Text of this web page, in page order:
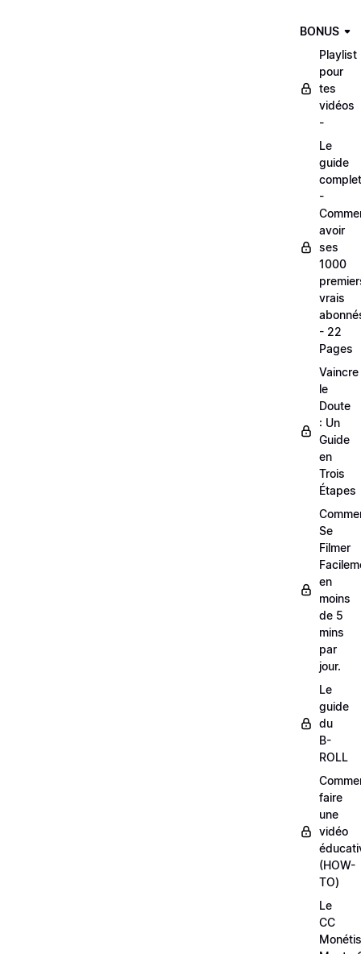
BONUS
Playlist
pour
tes
vidéos
-
Le
guide
complet
-
avoir
ses
1000
vrais
- 22
Pages
Vaincre
le
Doute
: Un
Guide
en
Trois
Étapes
Se
Filmer
en
moins
de 5
mins
par
jour.
Le
guide
du
B-
ROLL
faire
une
vidéo
(HOW-
TO)
Le
CC